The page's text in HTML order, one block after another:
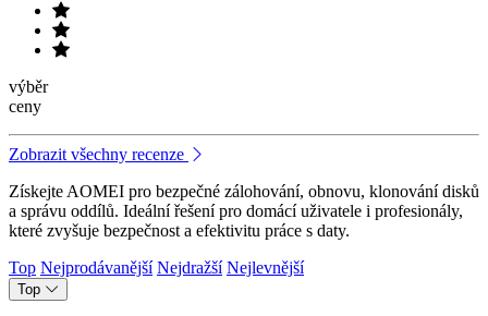
výběr
ceny
Zobrazit všechny recenze
Získejte AOMEI pro bezpečné zálohování, obnovu, klonování disků
a správu oddílů. Ideální řešení pro domácí uživatele i profesionály,
které zvyšuje bezpečnost a efektivitu práce s daty.
Top Nejprodávanější Nejdražší Nejlevnější
Top